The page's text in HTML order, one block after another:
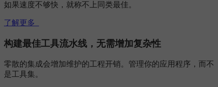
如果速度不够快，就称不上同类最佳。
了解更多
构建最佳工具流水线，无需增加复杂性
零散的集成会增加维护的工程开销。管理你的应用程序，而不
是工具集。